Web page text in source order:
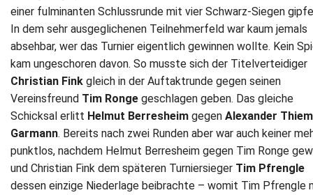
einer fulminanten Schlussrunde mit vier Schwarz-Siegen
In dem sehr ausgeglichenen Teilnehmerfeld war kaum jemals
absehbar, wer das Turnier eigentlich gewinnen wollte. Kein
kam ungeschoren davon. So musste sich der Titelverteidiger
Christian Fink gleich in der Auftaktrunde gegen seinen
Vereinsfreund Tim Ronge geschlagen geben. Das gleiche
Schicksal erlitt Helmut Berresheim gegen Alexander
Garmann. Bereits nach zwei Runden aber war auch keiner
punktlos, nachdem Helmut Berresheim gegen Tim Ronge
und Christian Fink dem späteren Turniersieger Tim Pfrengle
dessen einzige Niederlage beibrachte – womit Tim Pfrengle